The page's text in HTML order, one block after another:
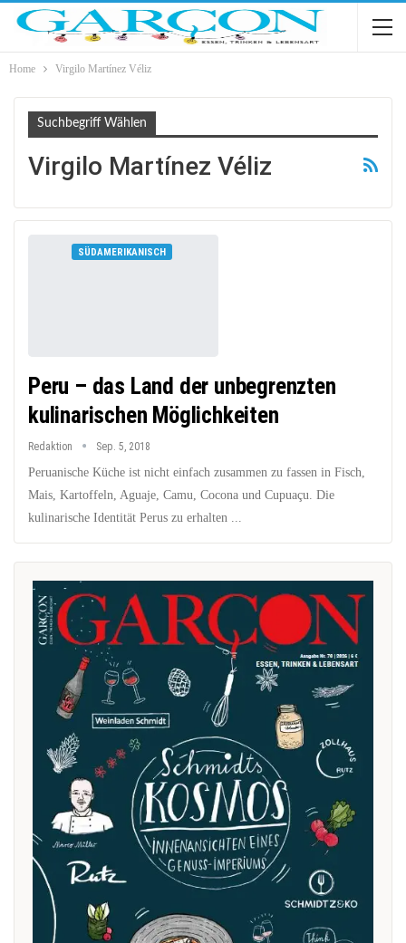
Home Virgilo Martínez Véliz
Suchbegriff Wählen
Virgilo Martínez Véliz
SÜDAMERIKANISCH
Peru – das Land der unbegrenzten
kulinarischen Möglichkeiten
Redaktion Sep. 5, 2018
Peruanische Küche ist nicht einfach zusammen zu fassen in Fisch,
Mais, Kartoffeln, Aguaje, Camu, Cocona und Cupuaçu. Die
kulinarische Identität Perus zu erhalten ...